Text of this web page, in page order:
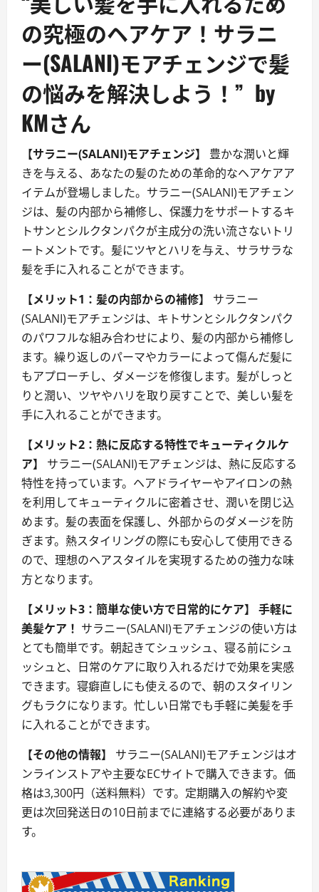
の究極のヘアケア！サラニ
ー(SALANI)モアチェンジで髪
の悩みを解決しよう！” by
KMさん
【サラニー(SALANI)モアチェンジ】
豊かな潤いと輝
きを与える、あなたの髪のための革命的なヘアケアア
イテムが登場しました。サラニー(SALANI)モアチェン
ジは、髪の内部から補修し、保護力をサポートするキ
トサンとシルクタンパクが主成分の洗い流さないトリ
ートメントです。髪にツヤとハリを与え、サラサラな
髪を手に入れることができます。
【メリット1：髪の内部からの補修】
サラニー
(SALANI)モアチェンジは、キトサンとシルクタンパク
のパワフルな組み合わせにより、髪の内部から補修し
ます。繰り返しのパーマやカラーによって傷んだ髪に
もアプローチし、ダメージを修復します。髪がしっと
りと潤い、ツヤやハリを取り戻すことで、美しい髪を
手に入れることができます。
【メリット2：熱に反応する特性でキューティクルケ
ア】
サラニー(SALANI)モアチェンジは、熱に反応する
特性を持っています。ヘアドライヤーやアイロンの熱
を利用してキューティクルに密着させ、潤いを閉じ込
めます。髪の表面を保護し、外部からのダメージを防
ぎます。熱スタイリングの際にも安心して使用できる
ので、理想のヘアスタイルを実現するための強力な味
方となります。
【メリット3：簡単な使い方で日常的にケア】
手軽に
美髪ケア！ サラニー(SALANI)モアチェンジの使い方は
とても簡単です。朝起きてシュッシュ、寝る前にシュ
ッシュと、日常のケアに取り入れるだけで効果を実感
できます。寝癖直しにも使えるので、朝のスタイリン
グもラクになります。忙しい日常でも手軽に美髪を手
に入れることができます。
【その他の情報】
サラニー(SALANI)モアチェンジはオ
ンラインストアや主要なECサイトで購入できます。価
格は3,300円（送料無料）です。定期購入の解約や変
更は次回発送日の10日前までに連絡する必要がありま
す。